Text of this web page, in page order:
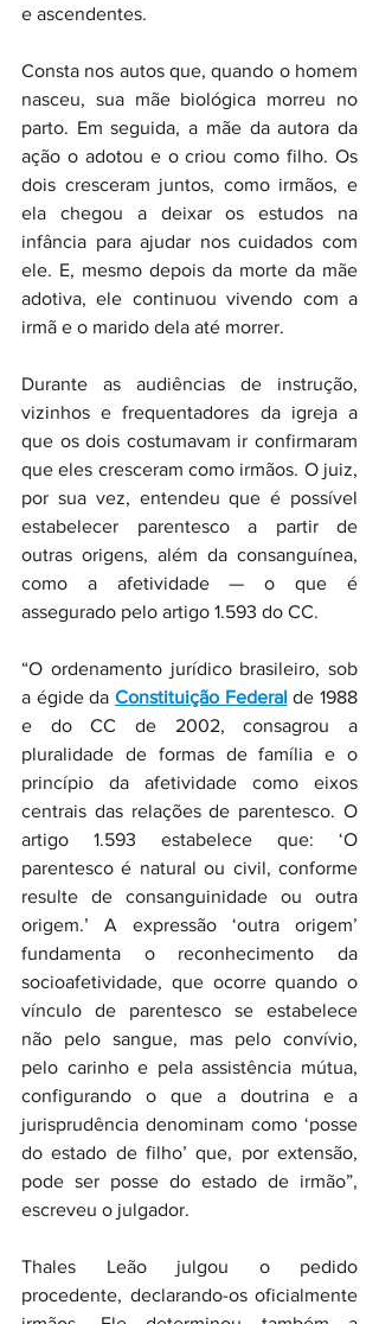
e ascendentes.
Consta nos autos que, quando o homem
nasceu, sua mãe biológica morreu no
parto. Em seguida, a mãe da autora da
ação o adotou e o criou como filho. Os
dois cresceram juntos, como irmãos, e
ela chegou a deixar os estudos na
infância para ajudar nos cuidados com
ele. E, mesmo depois da morte da mãe
adotiva, ele continuou vivendo com a
irmã e o marido dela até morrer.
Durante as audiências de instrução,
vizinhos e frequentadores da igreja a
que os dois costumavam ir confirmaram
que eles cresceram como irmãos. O juiz,
por sua vez, entendeu que é possível
estabelecer parentesco a partir de
outras origens, além da consanguínea,
como a afetividade — o que é
assegurado pelo artigo 1.593 do CC.
“O ordenamento jurídico brasileiro, sob
a égide da Constituição Federal de 1988
e do CC de 2002, consagrou a
pluralidade de formas de família e o
princípio da afetividade como eixos
centrais das relações de parentesco. O
artigo 1.593 estabelece que: ‘O
parentesco é natural ou civil, conforme
resulte de consanguinidade ou outra
origem.’ A expressão ‘outra origem’
fundamenta o reconhecimento da
socioafetividade, que ocorre quando o
vínculo de parentesco se estabelece
não pelo sangue, mas pelo convívio,
pelo carinho e pela assistência mútua,
configurando o que a doutrina e a
jurisprudência denominam como ‘posse
do estado de filho’ que, por extensão,
pode ser posse do estado de irmão”,
escreveu o julgador.
Thales Leão julgou o pedido
procedente, declarando-os oficialmente